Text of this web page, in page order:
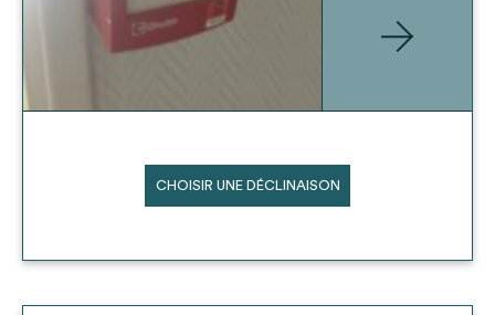
CHOISIR UNE DÉCLINAISON